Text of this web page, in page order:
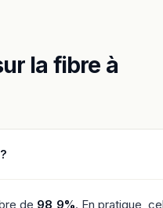
la fibre à
de 98,9%. En pratique,